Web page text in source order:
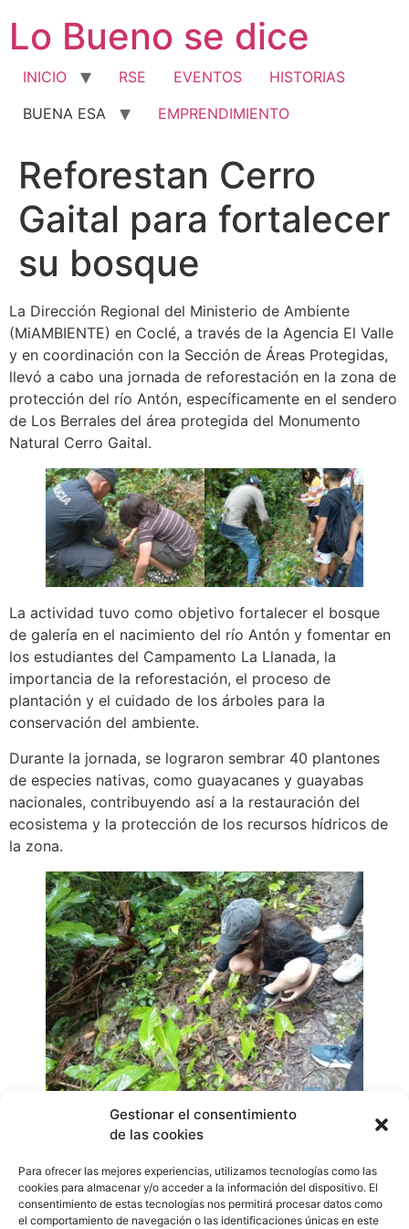
Gestionar el consentimiento
de las cookies
Para ofrecer las mejores experiencias, utilizamos tecnologías como las
cookies para almacenar y/o acceder a la información del dispositivo. El
consentimiento de estas tecnologías nos permitirá procesar datos como
el comportamiento de navegación o las identificaciones únicas en este
contenido
Lo Bueno se dice
INICIO RSE EVENTOS
HISTORIAS
BUENA ESA
EMPRENDIMIENTO
Reforestan Cerro
Gaital para fortalecer
su bosque
La Dirección Regional del Ministerio de Ambiente
(MiAMBIENTE) en Coclé, a través de la Agencia El Valle
y en coordinación con la Sección de Áreas Protegidas,
llevó a cabo una jornada de reforestación en la zona de
protección del río Antón, específicamente en el sendero
de Los Berrales del área protegida del Monumento
Natural Cerro Gaital.
La actividad tuvo como objetivo fortalecer el bosque
de galería en el nacimiento del río Antón y fomentar en
los estudiantes del Campamento La Llanada, la
importancia de la reforestación, el proceso de
plantación y el cuidado de los árboles para la
conservación del ambiente.
Durante la jornada, se lograron sembrar 40 plantones
de especies nativas, como guayacanes y guayabas
nacionales, contribuyendo así a la restauración del
ecosistema y la protección de los recursos hídricos de
la zona.
La iniciativa contó con la participación de la Asociación
de la Policía Turística Ambiental de El Valle, voluntarios
de Trabajo Social y el quienes unieron esfuerzos para
garantizar el éxito de la reforestación.